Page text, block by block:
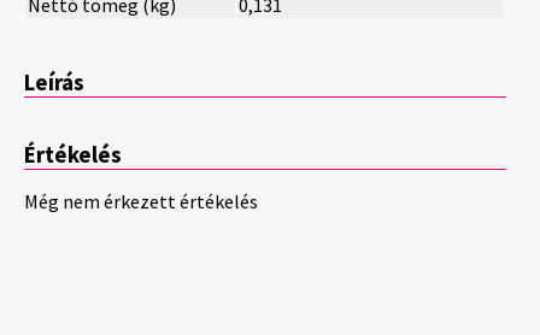
Nettó tömeg (kg)
0,131
Leírás
Értékelés
Még nem érkezett értékelés